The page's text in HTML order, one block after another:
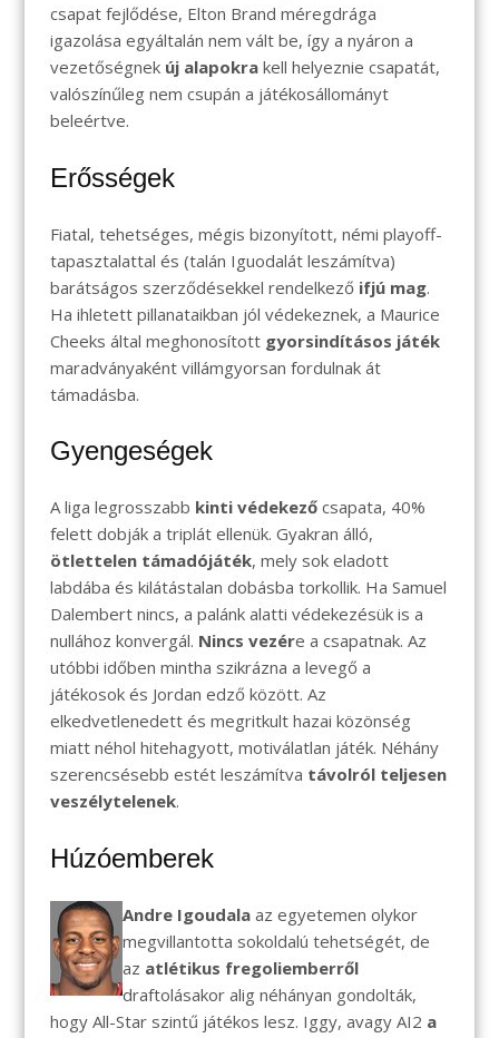
csapat fejlődése, Elton Brand méregdrága
igazolása egyáltalán nem vált be, így a nyáron a
vezetőségnek új alapokrakell helyeznie csapatát,
valószínűleg nem csupán a játékosállományt
beleértve.
Erősségek
Fiatal, tehetséges, mégis bizonyított, némi playoff-
tapasztalattal és (talán Iguodalát leszámítva)
barátságos szerződésekkel rendelkező ifjú mag.
Ha ihletett pillanataikban jól védekeznek, a Maurice
Cheeks által meghonosított gyorsindításos játék
maradványaként villámgyorsan fordulnak át
támadásba.
Gyengeségek
A liga legrosszabb kinti védekezőcsapata, 40%
felett dobják a triplát ellenük. Gyakran álló,
ötlettelen támadójáték, mely sok eladott
labdába és kilátástalan dobásba torkollik. Ha Samuel
Dalembert nincs, a palánk alatti védekezésük is a
nullához konvergál. Nincs vezére a csapatnak. Az
utóbbi időben mintha szikrázna a levegő a
játékosok és Jordan edző között. Az
elkedvetlenedett és megritkult hazai közönség
miatt néhol hitehagyott, motiválatlan játék. Néhány
szerencsésebb estét leszámítva távolról teljesen
veszélytelenek.
Húzóemberek
Andre Igoudalaaz egyetemen olykor
megvillantotta sokoldalú tehetségét, de
az atlétikus fregoliemberről
draftolásakor alig néhányan gondolták,
hogy All-Star szintű játékos lesz. Iggy, avagy AI2 a